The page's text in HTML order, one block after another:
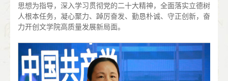
思想为指导，深入学习贯彻党的二十大精神，全面落实立德树
人根本任务，凝心聚力、踔厉奋发、勤恳朴诚、守正创新，奋
力开创文学院高质量发展新局面。